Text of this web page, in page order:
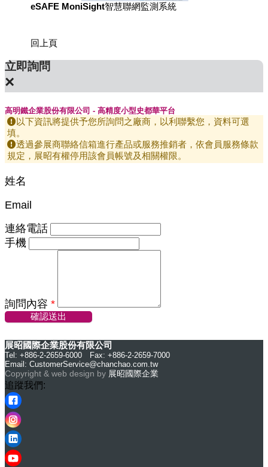
eSAFE MoniSight智慧聯網監測系統
回上頁
立即詢問
×
高明鐵企業股份有限公司 - 高精度小型史都華平台
以下資訊將提供予您所詢問之廠商，以利聯繫您，資料可選
填。
透過參展商聯絡信箱進行產品或服務推銷者，依會員服務條款
規定，展昭有權停用該會員帳號及相關權限。
姓名
Email
連絡電話
手機
詢問內容 *
確認送出
展昭國際企業股份有限公司
Tel: +886-2-2659-6000 Fax: +886-2-2659-7000
Email: CustomerService@chanchao.com.tw
Copyright & web design by 展昭國際企業
追蹤我們: